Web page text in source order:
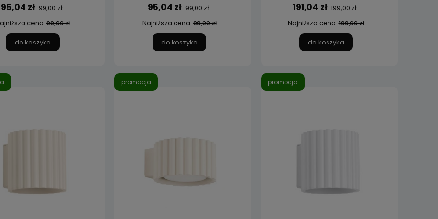
95,04 zł 99,00 zł
cena:99,00 zł
do koszyka
95,04 zł 99,00 zł
Najniższa cena:99,00 zł
do koszyka
191,04 zł 199,00 zł
Najniższa cena:199,00 zł
do koszyka
promocja promocja